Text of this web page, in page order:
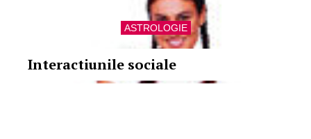
ASTROLOGIE
Interactiunile sociale